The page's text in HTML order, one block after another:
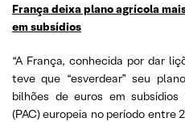
França deixa plano agrícola
em subsídios
“A França, conhecida por dar
teve que “esverdear” seu
bilhões de euros em
(PAC) europeia no período entre